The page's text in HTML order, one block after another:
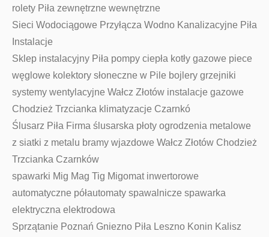
rolety Piła zewnętrzne wewnętrzne
Sieci Wodociągowe Przyłącza Wodno Kanalizacyjne Piła
Instalacje
Sklep instalacyjny Piła pompy ciepła kotły gazowe piece
węglowe kolektory słoneczne w Pile bojlery grzejniki
systemy wentylacyjne Wałcz Złotów instalacje gazowe
Chodzież Trzcianka klimatyzacje Czarnkó
Ślusarz Piła Firma ślusarska płoty ogrodzenia metalowe
z siatki z metalu bramy wjazdowe Wałcz Złotów Chodzież
Trzcianka Czarnków
spawarki Mig Mag Tig Migomat inwertorowe
automatyczne półautomaty spawalnicze spawarka
elektryczna elektrodowa
Sprzątanie Poznań Gniezno Piła Leszno Konin Kalisz